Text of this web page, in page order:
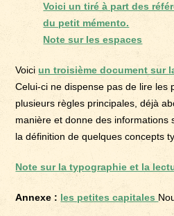
Voici un tiré à part des
du petit mémento.
Note sur les espaces
Voici un troisième document sur
Celui-ci ne dispense pas de lire les
plusieurs règles principales, déjà
manière et donne des informations
la définition de quelques concepts
Note sur la typographie et la
Annexe : les petites capitales